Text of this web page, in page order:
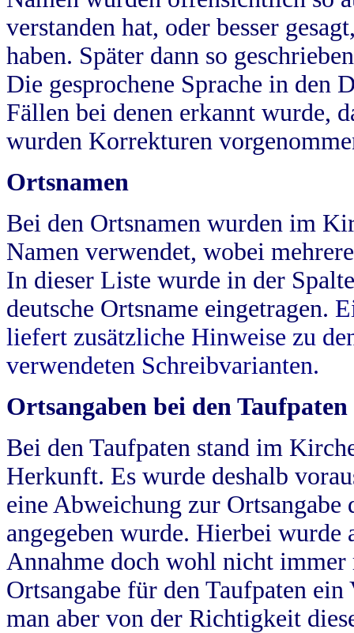
verstanden hat, oder besser
haben. Später dann so
Die gesprochene Sprache in
Fällen bei denen erkannt wurde,
wurden Korrekturen
Ortsnamen
Bei den Ortsnamen wurden im
Namen verwendet, wobei
In dieser Liste wurde in der
deutsche Ortsname eingetragen.
liefert zusätzliche Hinweise zu
verwendeten Schreibvarianten.
Ortsangaben bei den Taufpaten
Bei den Taufpaten stand im
Herkunft. Es wurde deshalb
eine Abweichung zur
angegeben wurde. Hierbei wurde
Annahme doch wohl nicht
Ortsangabe für den Taufpaten
man aber von der Richtigkeit